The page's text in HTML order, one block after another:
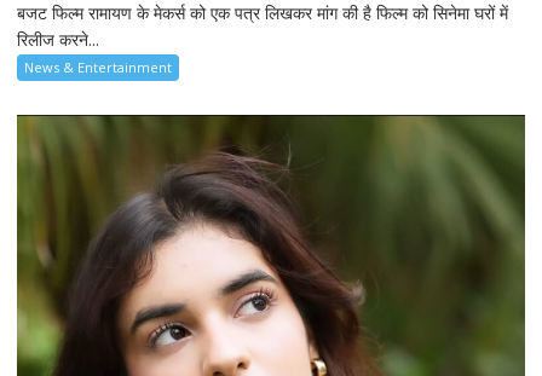
बजट फिल्म रामायण के मेकर्स को एक पत्र लिखकर मांग की है फिल्म को सिनेमा घरों में
रिलीज करने...
News & Entertainment